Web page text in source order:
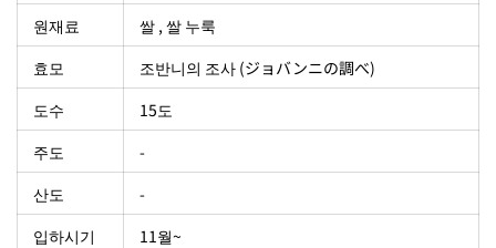
원재료
쌀 , 쌀 누룩
효모
조반니의 조사 (ジョバンニの調べ)
도수
15도
주도
-
산도
-
입하시기
11월~